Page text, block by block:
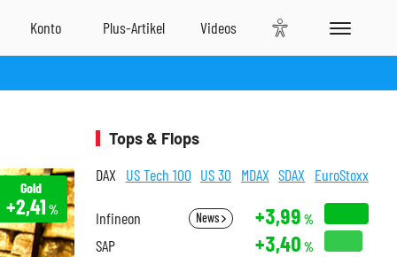
Gold
+2,41 %
Tops & Flops
DAX US Tech 100 US 30 MDAX SDAX EuroStoxx
Infineon News +3,99 %
SAP +3,40 %